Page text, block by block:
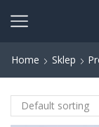
Home Sklep